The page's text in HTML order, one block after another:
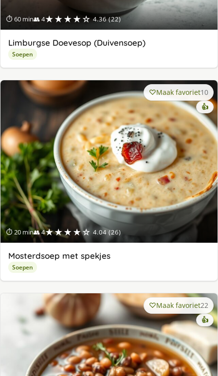
⏱ 60 min👥 4★★★★☆ 4.36 (22)
Limburgse Doevesop (Duivensoep)
Soepen
⏱ 20 min👥 4★★★★☆ 4.04 (26)
Maak favoriet10
👍
Mosterdsoep met spekjes
Soepen
Maak favoriet22
👍